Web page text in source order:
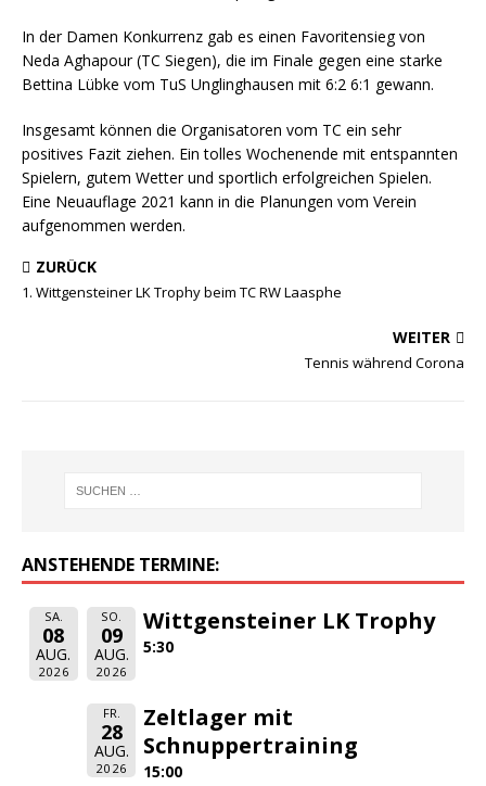
In der Damen Konkurrenz gab es einen Favoritensieg von
Neda Aghapour (TC Siegen), die im Finale gegen eine starke
Bettina Lübke vom TuS Unglinghausen mit 6:2 6:1 gewann.
Insgesamt können die Organisatoren vom TC ein sehr
positives Fazit ziehen. Ein tolles Wochenende mit entspannten
Spielern, gutem Wetter und sportlich erfolgreichen Spielen.
Eine Neuauflage 2021 kann in die Planungen vom Verein
aufgenommen werden.
ZURÜCK
1. Wittgensteiner LK Trophy beim TC RW Laasphe
WEITER
Tennis während Corona
ANSTEHENDE TERMINE:
SA.
08
AUG.
2026
SO.
09
AUG.
2026
Wittgensteiner LK Trophy
5:30
FR.
28
AUG.
2026
Zeltlager mit
Schnuppertraining
15:00